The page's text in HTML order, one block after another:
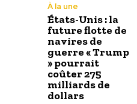
À la une
États-Unis : la
future flotte de
navires de
guerre « Trump
» pourrait
coûter 275
milliards de
dollars